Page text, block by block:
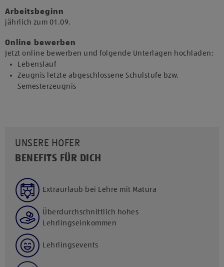
Arbeitsbeginn
jährlich zum 01.09.​
Online bewerben
Jetzt online bewerben und folgende Unterlagen hochladen:
Lebenslauf
Zeugnis letzte abgeschlossene Schulstufe bzw.
Semesterzeugnis
UNSERE HOFER
BENEFITS FÜR DICH
Extraurlaub bei Lehre mit Matura
Überdurchschnittlich hohes
Lehrlingseinkommen
Lehrlingsevents